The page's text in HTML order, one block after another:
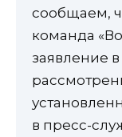
сообщаем,
команда
заявление
в пресс-